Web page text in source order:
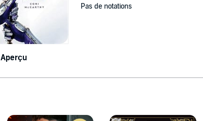
Aperçu
Pas de notations